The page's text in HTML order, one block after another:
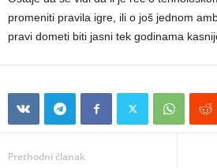
promeniti pravila igre, ili o još jednom
pravi dometi biti jasni tek godinama
Prethodni članak